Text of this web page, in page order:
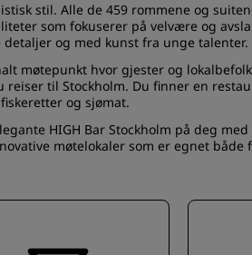
stil. Alle de 459 rommene og
som fokuserer på velvære og
og med kunst fra unge talenter.
møtepunkt hvor gjester og
til Stockholm. Du finner en
og sjømat.
HIGH Bar Stockholm på deg
møtelokaler som er egnet både